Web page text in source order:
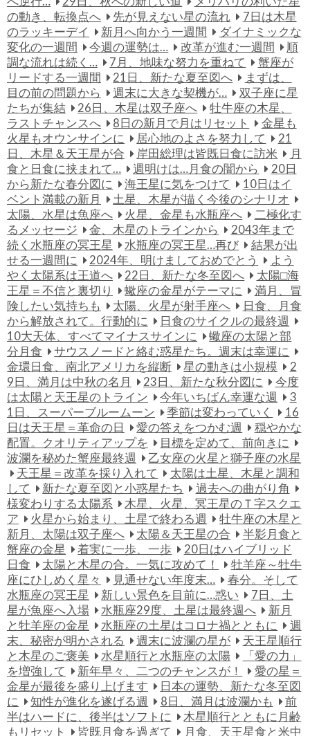
の動き、転換点へ
先が見えない星の流れ
7日は木星
のラッキーデイ
新月へ向かう一週間
ダイナミックな
変化の一週間
今週の運勢は… 改革が進む一週間
順
調な流れは続く…
7月、地味な努力を重ねて
蟹座が
リードする一週間
21日、新たな夏至図へ
まずは、
目の前の問題から
週末に大きな契機が…
双子座に星
たちが集結
26日、木星は双子座へ
牡牛座の木星、
ラストチャンスへ
8日の新月で月はリセット
金星も
火星もオウンサインに
居心地のよさを努力して
21
日、木星＆天王星が合
岸田総理は皆既日食に訪米
月
食と日食に挟まれて…
週明けは…月食の闇から
20日
から新たな春分図に
海王星に気をつけて
10日はイ
ベント満載の新月
土星、木星が描く今後のシナリオ
太陽、水星は魚座へ
火星、金星も水瓶座へ
二極化す
るメッセージ
金、木星のトラインから
2043年まで
続く水瓶座の冥王星
水瓶座の冥王星…再び
結果が出
せる一週間に
2024年、明けましておめでとう
よう
やく太陽系は王道へ
22日、新たな冬至図へ
太陽□海
王星＝不信と裏切り
蠍座の金星がテーマに
満月、冒
険したい気持ちも
太陽、火星が射手座へ
日食、月食
から解放されて。行動的に
日食のサイクルの最終週
10大天体、すべてマイナスサインに
蠍座の太陽と部
分月食
サウスノードと絡む惑星たち。週末は幸運に
金環日食、南北アメリカを縦断
星の動きは小規模
2
9日、満月は中秋の名月
23日、新たな秋分図に
今度
は太陽と天王星のトライン
今年いちばん幸運な週
3
1日、スーパーブルームーン
季節は変わっていく
16
日は天王星＝革命の日
愛の答えをつかむ週
穏やかな
配置。クオリティアップを
目標を定めて、前向きに
波瀾を秘めた蟹座最終週
乙女座の火星と獅子座の水星
天王星＝改革を採り入れて
太陽は土星、木星と調和
して
新たな夏至図と小惑星たち
過去への曲がり角
様変わりする太陽系
木星、火星、冥王星のＴ字スクエ
ア
火星から始まり、土星で終わる週
牡牛座の木星と
新月、太陽は双子座へ
太陽＆天王星の合
半影月食と
蟹座の金星
着実に一歩、一歩
20日はハイブリッド
日食
太陽と木星の合。一気に攻めて！
牡羊座～牡牛
座にひしめく星々
見通せない年度末…
春分。そして
水瓶座の冥王星
新しい景色を目前に…惑い
7日、土
星が魚座へ入場
水瓶座29度、土星は最終週へ
新月
と牡羊座の金星
水瓶座の土星はコロナ禍とともに
週
末、秘密が明かされる
週末に波瀾の星が
天王星順行
と木星のご褒美
水星順行と水瓶座の太陽
「愛の力」
を増強して
新年早々、二つのチャンスが！
愛の星＝
金星が最後を盛り上げます
日本の運勢、新たな冬至図
に
知性が進化を遂げる週 8日、満月は波瀾かも
前
半はハードに、後半はソフトに
木星順行とともに月齢
もリセット
皆既月食を過ぎて
月食、天王星食と米中